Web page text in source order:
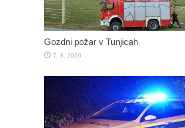
Gozdni požar v Tunjicah
7. 8. 2026